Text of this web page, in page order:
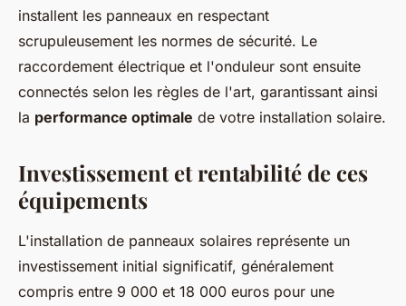
installent les panneaux en respectant
scrupuleusement les normes de sécurité. Le
raccordement électrique et l'onduleur sont ensuite
connectés selon les règles de l'art, garantissant ainsi
la performance optimale de votre installation solaire.
Investissement et rentabilité de ces
équipements
L'installation de panneaux solaires représente un
investissement initial significatif, généralement
compris entre 9 000 et 18 000 euros pour une